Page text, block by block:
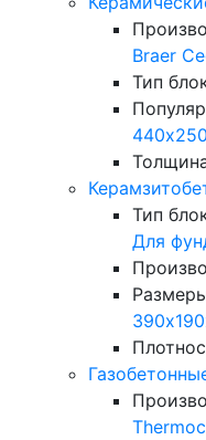
Braer
Тип
Тип
Для